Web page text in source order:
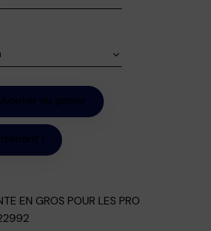
Ajouter au panier
!
EN GROS POUR LES PRO